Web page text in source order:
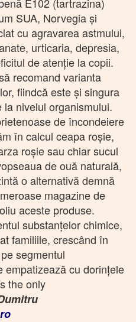
SUA, Norvegia şi
cu agravarea astmului,
urticaria, depresia,
de atenţie la copii.
recomand varianta
fiindcă este şi singura
nivelul organismului.
de încondeiere
în calcul ceapa roşie,
roşie sau chiar sucul
de ouă naturală,
o alternativă demnă
magazine de
aceste produse.
substanţelor chimice,
familiile, crescând în
segmentul
empatizează cu dorinţele
the only